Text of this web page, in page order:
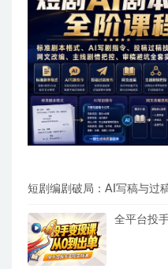
短剧编剧破局：AI写稿与过
全平台投